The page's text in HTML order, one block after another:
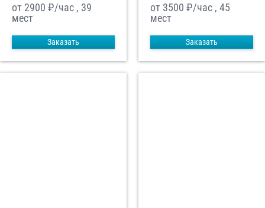
от 2900 ₽/час , 39
мест
Заказать
от 3500 ₽/час , 45
мест
Заказать